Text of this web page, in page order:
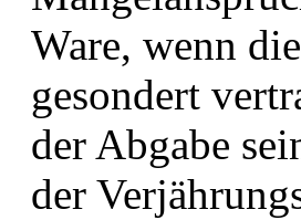
Ware, wenn
gesondert
der Abgabe
der